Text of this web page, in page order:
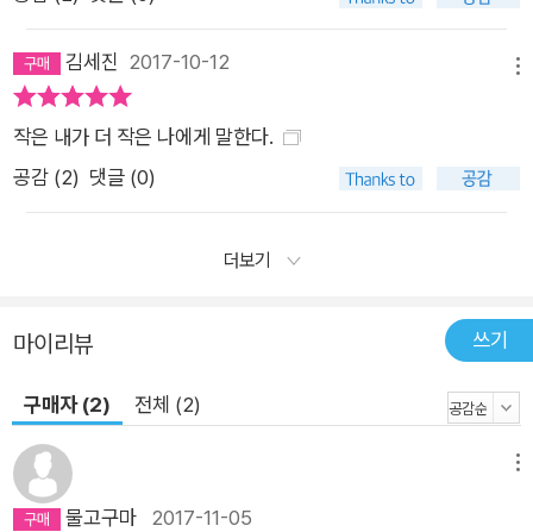
김세진 2017-10-12
작은 내가 더 작은 나에게 말한다.
공감 (2) 댓글 (0)
더보기
마이리뷰 쓰기
구매자 (2) 전체 (2)
물고구마 2017-11-05